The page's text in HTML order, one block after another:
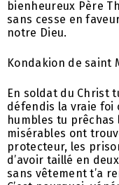
bienheureux Père
sans cesse en
notre Dieu.
Kondakion de saint
En soldat du Christ
défendis la vraie foi
humbles tu prêchas
misérables ont
protecteur, les
d’avoir taillé en
sans vêtement t’a